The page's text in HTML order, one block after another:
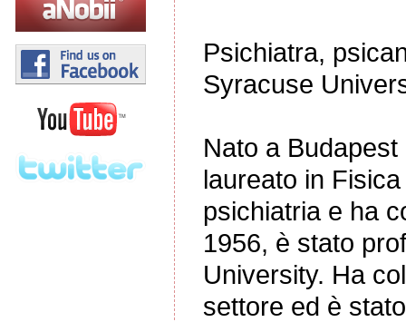
Psichiatra,
Syracuse
Nato a
laureato in
psichiatria e ha
1956, è stato
University. Ha
settore ed è